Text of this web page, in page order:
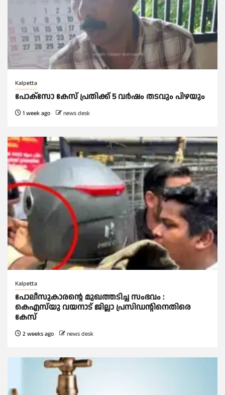
Kalpetta
പോക്സോ കേസ് പ്രതിക്ക് 5 വർഷം തടവും പിഴയും
1 week ago news desk
Kalpetta
പോലീസുകാരന്റെ മുഖത്തടിച്ച സംഭവം :
കെഎസ്‌യു വയനാട് ജില്ലാ പ്രസിഡന്റിനെതിരെ
കേസ്
2 weeks ago news desk